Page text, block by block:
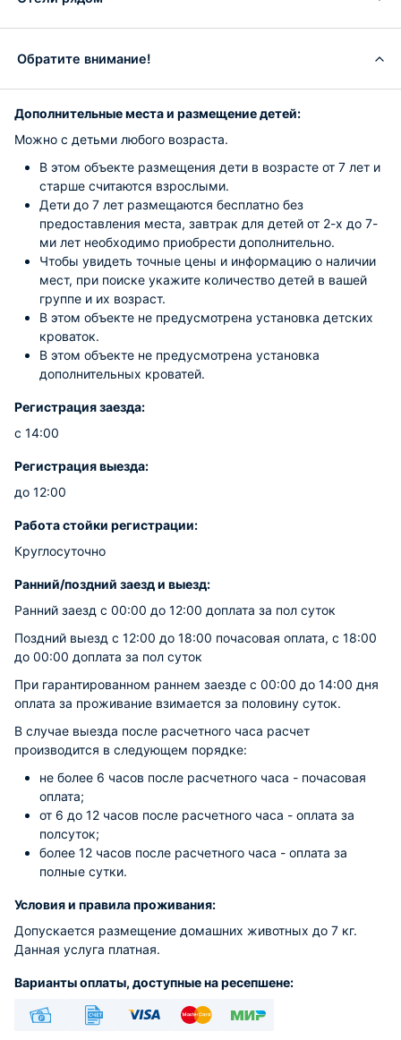
Обратите внимание!
Дополнительные места и размещение детей:
Можно с детьми любого возраста.
В этом объекте размещения дети в возрасте от 7 лет и
старше считаются взрослыми.
Дети до 7 лет размещаются бесплатно без
предоставления места, завтрак для детей от 2-х до 7-
ми лет необходимо приобрести дополнительно.
Чтобы увидеть точные цены и информацию о наличии
мест, при поиске укажите количество детей в вашей
группе и их возраст.
В этом объекте не предусмотрена установка детских
кроваток.
В этом объекте не предусмотрена установка
дополнительных кроватей.
Регистрация заезда:
с 14:00
Регистрация выезда:
до 12:00
Работа стойки регистрации:
Круглосуточно
Ранний/поздний заезд и выезд:
Ранний заезд с 00:00 до 12:00 доплата за пол суток
Поздний выезд с 12:00 до 18:00 почасовая оплата, с 18:00
до 00:00 доплата за пол суток
При гарантированном раннем заезде с 00:00 до 14:00 дня
оплата за проживание взимается за половину суток.
В случае выезда после расчетного часа расчет
производится в следующем порядке:
не более 6 часов после расчетного часа - почасовая
оплата;
от 6 до 12 часов после расчетного часа - оплата за
полсуток;
более 12 часов после расчетного часа - оплата за
полные сутки.
Условия и правила проживания:
Допускается размещение домашних животных до 7 кг.
Данная услуга платная.
Варианты оплаты, доступные на ресепшене: